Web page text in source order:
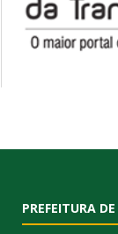
PREFEITURA